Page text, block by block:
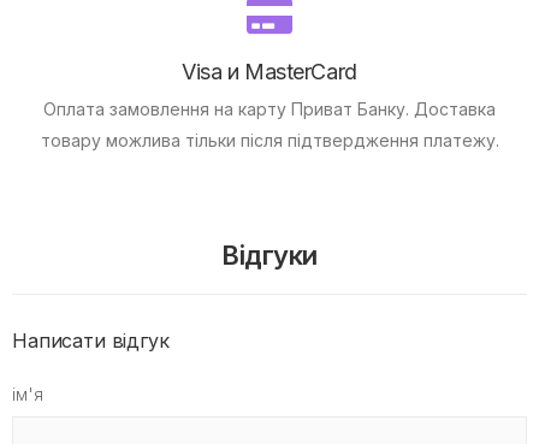
Visa и MasterCard
Оплата замовлення на карту Приват Банку. Доставка
товару можлива тільки після підтвердження платежу.
Відгуки
Написати відгук
ім'я